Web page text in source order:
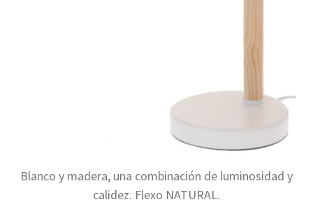
Blanco y madera, una combinación de luminosidad y
calidez. Flexo NATURAL.